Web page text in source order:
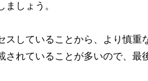
しょう。
していることから、より慎重
れていることが多いので、最